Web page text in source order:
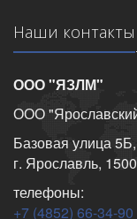
Наши контакты
ООО "ЯЗЛМ"
ООО
Базовая улица
г. Ярославль,
телефоны:
+7 (4852) 66-34-90